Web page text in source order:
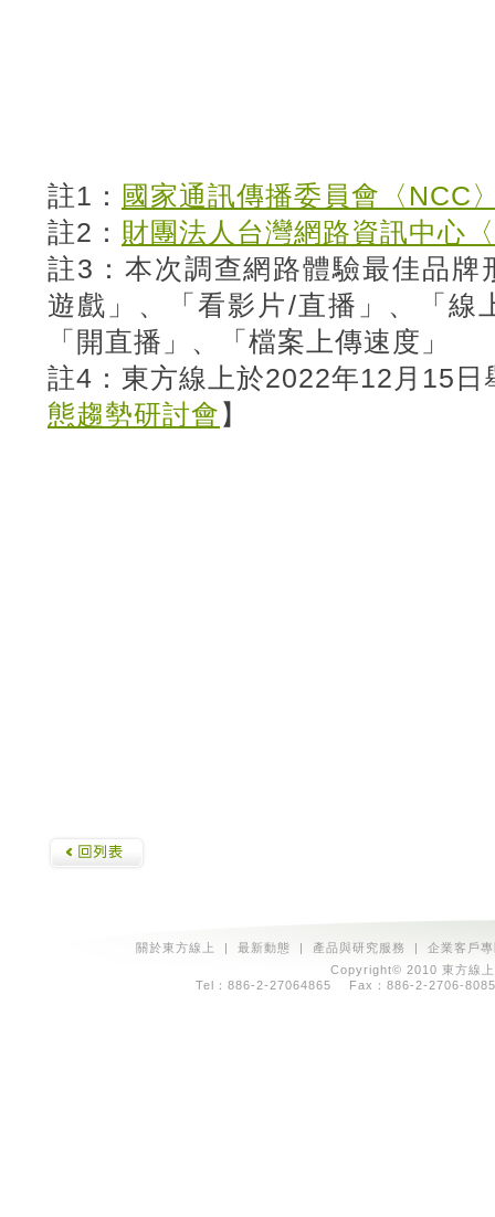
註1： 國家通訊傳播委員會〈NCC
註2： 財團法人台灣網路資訊中心
註3：本次調查網路體驗最佳品牌
遊戲」、「看影片/直播」、「線
「開直播」、「檔案上傳速度」
註4：東方線上於2022年12月15日
態趨勢研討會 】
關於東方線上 | 最新動態 | 產品與研究服務 | 企業客戶
Copyright© 2010 東方線
Tel：886-2-27064865 Fax：886-2-2706-